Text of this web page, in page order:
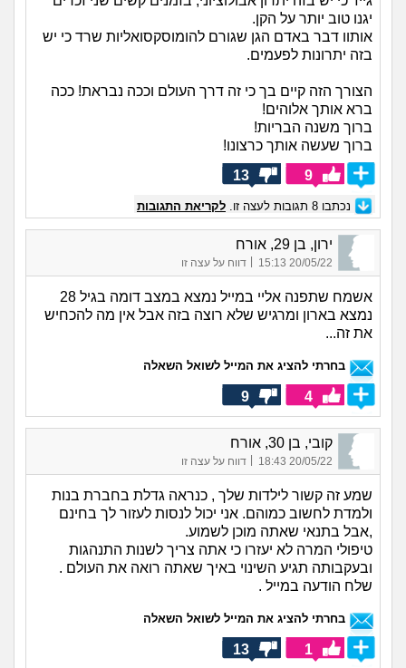
יגנו טוב יותר על הקן.
אותוו דבר באדם הגן שגורם להומוסקסואליות שרד כי יש
בזה יתרונות לפעמים.
הצורך הזה קיים בך כי זה דרך העולם וככה נבראת! ככה
ברא אותך אלוהים!
ברוך משנה הבריות!
ברוך שעשה אותך כרצונו!
9
13
נכתבו 8 תגובות לעצה זו. לקריאת התגובות
ירון, בן 29, אורח
20/05/22 15:13 דווח על עצה זו
אשמח שתפנה אליי במייל נמצא במצב דומה בגיל 28
נמצא בארון ומרגיש שלא רוצה בזה אבל אין מה להכחיש
את זה...
בחרתי להציג את המייל לשואל השאלה
4
9
קובי, בן 30, אורח
20/05/22 18:43 דווח על עצה זו
שמע זה קשור לילדות שלך , כנראה גדלת בחברת בנות
ולמדת לחשוב כמוהם. אני יכול לנסות לעזור לך בחינם
,אבל בתנאי שאתה מוכן לשמוע.
טיפולי המרה לא יעזרו כי אתה צריך לשנות התנהגות
ובעקבותה תגיע השינוי באיך שאתה רואה את העולם .
שלח הודעה במייל .
בחרתי להציג את המייל לשואל השאלה
1
13